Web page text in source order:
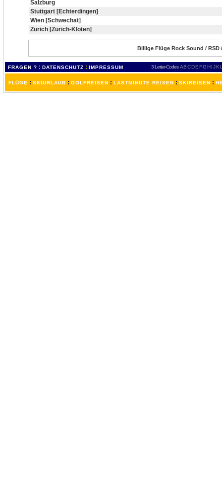
Salzburg
Stuttgart [Echterdingen]
Wien [Schwechat]
Zürich [Zürich-Kloten]
Billige Flüge Rock Sound /
FRAGEN ? : DATENSCHUTZ : IMPRESSUM 3 Letter-Codes ABCDEFGH IJKL
FLÜGE : SKIURLAUB : GOLFREISEN : LASTMINUTE REISEN : SKIREISEN :